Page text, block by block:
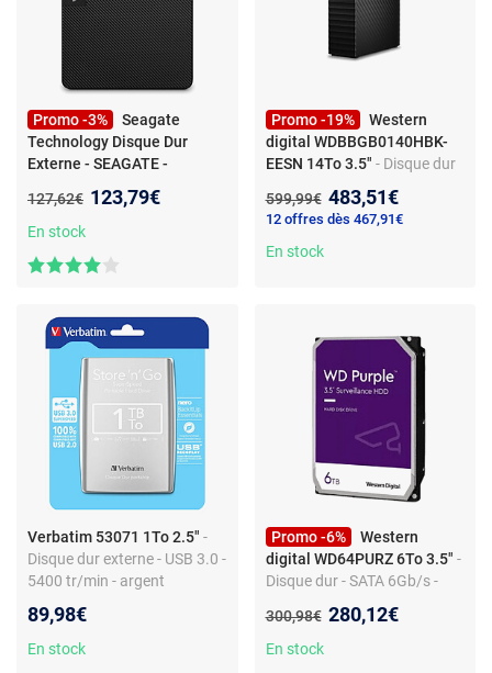
Promo -3%
Seagate
Technology Disque Dur
Externe - SEAGATE -
USB 3.0 (STKM2000400)
Seagate Expansion Portable
2To HDD USB3.0 2.5p RTL
Ancien prix :
127,62€ Nouveau prix :
123,79€
En stock
Promo -19%
Western
digital WDBBGB0140HBK-
EESN 14To 3.5" - Disque dur
compatible USB 2.0 - noir -
usage multimédia et
bureautique
Ancien prix :
599,99€ Nouveau prix :
483,51€
12 offres dès 467,91€
En stock
Verbatim 53071 1To 2.5" -
Disque dur externe - USB 3.0 -
5400 tr/min - argent
89,98€
En stock
Promo -6%
Western
digital WD64PURZ 6To 3.5" -
Disque dur - SATA 6Gb/s -
serveur
Ancien prix :
300,98€ Nouveau prix :
280,12€
En stock